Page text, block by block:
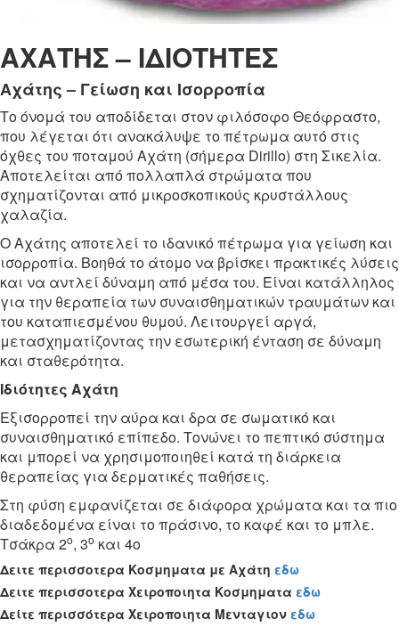
ΑΧΑΤΗΣ – ΙΔΙΟΤΗΤΕΣ
Αχάτης – Γείωση και Ισορροπία
Το όνομά του αποδίδεται στον φιλόσοφο Θεόφραστο,
που λέγεται ότι ανακάλυψε το πέτρωμα αυτό στις
όχθες του ποταμού Αχάτη (σήμερα Dirillo) στη Σικελία.
Αποτελείται από πολλαπλά στρώματα που
σχηματίζονται από μικροσκοπικούς κρυστάλλους
χαλαζία.
Ο Αχάτης αποτελεί το ιδανικό πέτρωμα για γείωση και
ισορροπία. Βοηθά το άτομο να βρίσκει πρακτικές λύσεις
και να αντλεί δύναμη από μέσα του. Είναι κατάλληλος
για την θεραπεία των συναισθηματικών τραυμάτων και
του καταπιεσμένου θυμού. Λειτουργεί αργά,
μετασχηματίζοντας την εσωτερική ένταση σε δύναμη
και σταθερότητα.
Ιδιότητες Αχάτη
Εξισορροπεί την αύρα και δρα σε σωματικό και
συναισθηματικό επίπεδο. Τονώνει το πεπτικό σύστημα
και μπορεί να χρησιμοποιηθεί κατά τη διάρκεια
θεραπείας για δερματικές παθήσεις.
Στη φύση εμφανίζεται σε διάφορα χρώματα και τα πιο
διαδεδομένα είναι το πράσινο, το καφέ και το μπλε.
Τσάκρα 2ο, 3ο και 4ο
Δειτε περισσοτερα Κοσμηματα με Αχάτη εδω
Δειτε περισσοτερα Χειροποιητα Κοσμηματα εδω
Δείτε περισσότερα Χειροποιητα Μενταγιον εδω